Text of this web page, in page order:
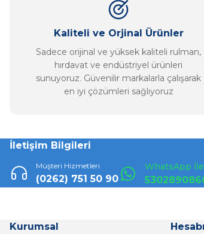
Ürün fiyatı diğer sitelerden daha pahalı.
Bu ürüne benzer farklı alternatifler olmalı.
Kaliteli ve Orjinal Ürünler
Sadece orijinal ve yüksek kaliteli rulman,
hırdavat ve endüstriyel ürünleri
sunuyoruz. Güvenilir markalarla çalışarak
en iyi çözümleri sağlıyoruz
İletişim Bilgileri
Müşteri Hizmetleri
(0262) 751 50 90
WhatsApp
Kurumsal